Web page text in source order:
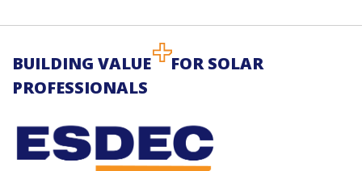
BUILDING VALUE
FOR SOLAR
PROFESSIONALS